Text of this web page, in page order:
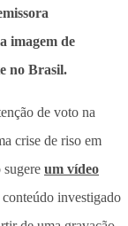
imagem de
no Brasil.
de voto na
crise de riso em
um vídeo
investigado